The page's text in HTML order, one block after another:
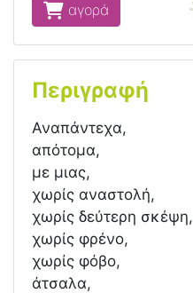
αγορά
Περιγραφή
Αναπάντεχα,
απότομα,
με μιας,
χωρίς αναστολή,
χωρίς δεύτερη σκέψη,
χωρίς φρένο,
χωρίς φόβο,
άτσαλα,